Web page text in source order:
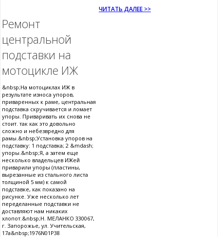
ЧИТАТЬ ДАЛЕЕ >>
Ремонт
центральной
подставки на
мотоцикле ИЖ
&nbsp;На мотоциклах ИЖ в
результате износа упоров,
приваренных к раме, центральная
подставка скручивается и ломает
упоры. Приваривать их снова не
стоит. так как это довольно
сложно и небезвредно для
рамы.&nbsp;Установка упоров на
подставку: 1 подставка; 2 &mdash;
упоры.&nbsp;Я, а затем еще
несколько владельцев ИЖей
приварили упоры (пластины,
вырезанные из стального листа
толщиной 5 мм) к самой
подставке, как показано на
рисунке. Уже несколько лет
переделанные подставки не
доставляют нам никаких
хлопот.&nbsp;Н. МЕЛАНКО 330067,
г. Запорожье, ул. Учительская,
17а&nbsp;1976N01P38